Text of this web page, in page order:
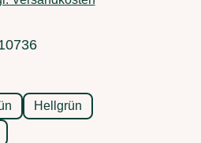
Hellgrün